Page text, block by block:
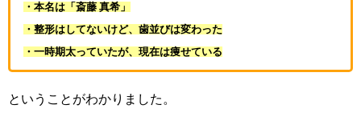
・本名は「斎藤 真希」
・整形はしてないけど、歯並びは変わった
・一時期太っていたが、現在は痩せている
ということがわかりました。